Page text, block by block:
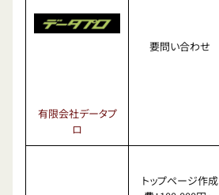
有限会社データプ
ロ
要問い合わせ
トップページ作成